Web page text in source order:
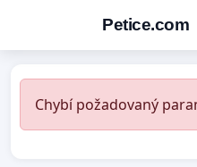
Petice.com
Chybí požadovaný